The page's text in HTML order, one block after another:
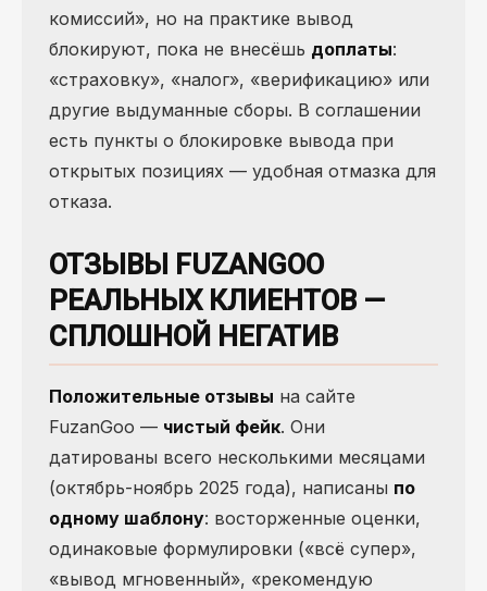
комиссий», но на практике вывод
блокируют, пока не внесёшь доплаты:
«страховку», «налог», «верификацию» или
другие выдуманные сборы. В соглашении
есть пункты о блокировке вывода при
открытых позициях — удобная отмазка для
отказа.
ОТЗЫВЫ FUZANGOO
РЕАЛЬНЫХ КЛИЕНТОВ —
СПЛОШНОЙ НЕГАТИВ
Положительные отзывы на сайте
FuzanGoo — чистый фейк. Они
датированы всего несколькими месяцами
(октябрь-ноябрь 2025 года), написаны по
одному шаблону: восторженные оценки,
одинаковые формулировки («всё супер»,
«вывод мгновенный», «рекомендую